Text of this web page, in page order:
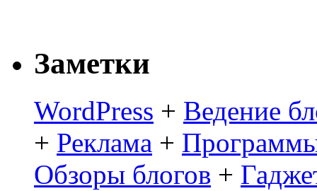
Заметки
WordPress + Ведение
+ Реклама +
Обзоры блогов +